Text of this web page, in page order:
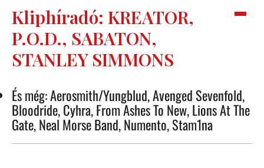
Kliphíradó: KREATOR,
P.O.D., SABATON,
STANLEY SIMMONS
És még: Aerosmith/Yungblud, Avenged Sevenfold,
Bloodride, Cyhra, From Ashes To New, Lions At The
Gate, Neal Morse Band, Numento, Stam1na